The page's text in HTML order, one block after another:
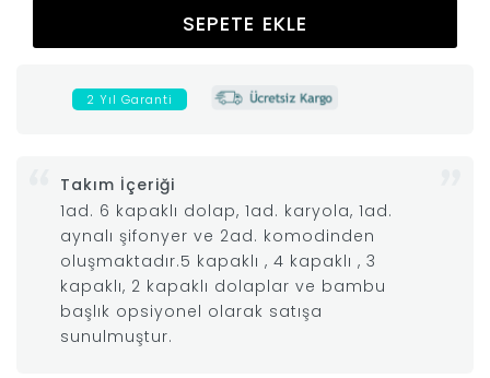
Uykular
SEPETE EKLE
2 Yıl Garanti
Takım İçeriği
1ad. 6 kapaklı dolap, 1ad. karyola, 1ad.
aynalı şifonyer ve 2ad. komodinden
oluşmaktadır.5 kapaklı , 4 kapaklı , 3
kapaklı, 2 kapaklı dolaplar ve bambu
başlık opsiyonel olarak satışa
sunulmuştur.